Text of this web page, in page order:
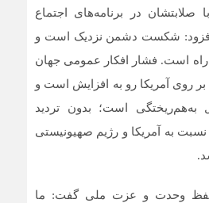
صلابتشان در برنامه‌های اجتماع
افزود: شکست دشمن نزدیک است و
راه است. فشار افکار عمومی جهان
روی آمریکا رو به افزایش است و
به‌هم‌ریختگی است؛ بدون تردید
به آمریکا و رژیم صهیونیستی
حفظ وحدت و عزت ملی گفت: ما